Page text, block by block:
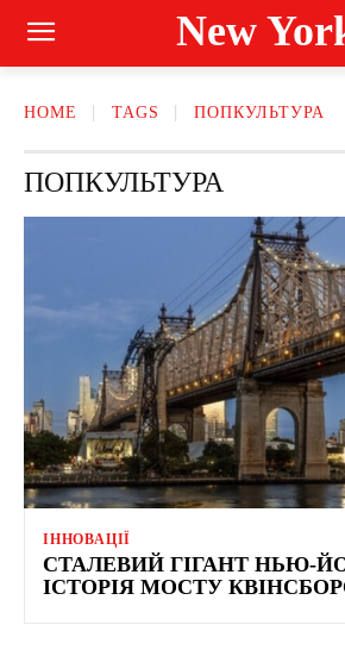
New
HOME TAGS ПОПКУЛЬТУРА
ПОПКУЛЬТУРА
ІННОВАЦІЇ
СТАЛЕВИЙ ГІГАНТ НЬЮ-
ІСТОРІЯ МОСТУ